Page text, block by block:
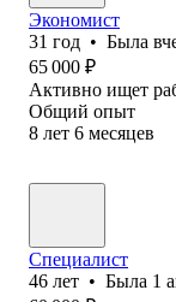
Экономист
31 год • Была
65 000 ₽
Активно ищет
Общий опыт
8 лет 6 месяцев
Специалист
46 лет • Была 1